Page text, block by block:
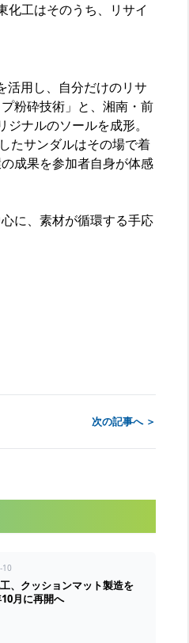
化工はそのうち、リサイ
活用し、自分だけのリサ
粉砕技術」と、湘南・前
ナルのソールを成形。
たサンダルはその場で着
成果を参加者自身が体感
に、素材が循環する手応
次の記事へ ＞
10
、クッションマット製造を
月に再開へ